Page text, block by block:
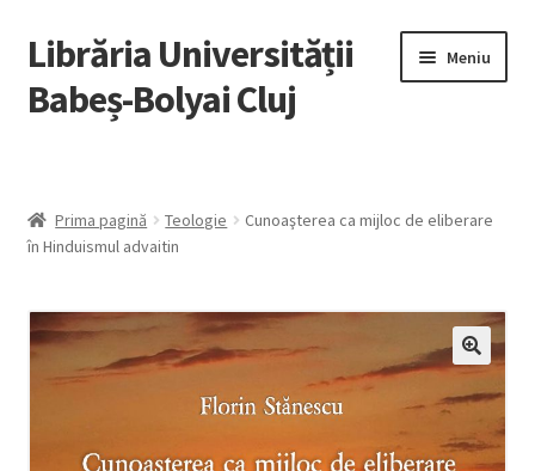
Sari
la
navigare
Sari
la
conținut
Librăria Universității
Babeș-Bolyai Cluj
Meniu
Lista autori
Cărți cu reducere
Prima pagină Teologie
Cunoaşterea ca mijloc de eliberare
în Hinduismul advaitin